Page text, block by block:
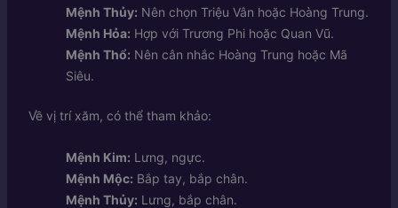
Mệnh Thủy: Nên chọn Triệu Vân hoặc Hoàng Trung.
Mệnh Hỏa: Hợp với Trương Phi hoặc Quan Vũ.
Mệnh Thổ: Nên cân nhắc Hoàng Trung hoặc Mã
Siêu.
Về vị trí xăm, có thể tham khảo:
Mệnh Kim: Lưng, ngực.
Mệnh Mộc: Bắp tay, bắp chân.
Mệnh Thủy: Lưng, bắp chân.